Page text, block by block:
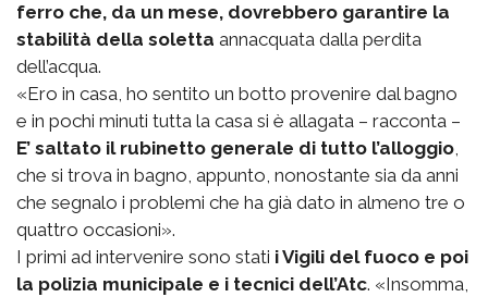
ferro che, da un mese, dovrebbero garantire la
stabilità della soletta annacquata dalla perdita
dell’acqua.
«Ero in casa, ho sentito un botto provenire dal bagno
e in pochi minuti tutta la casa si è allagata – racconta –
E’ saltato il rubinetto generale di tutto l’alloggio,
che si trova in bagno, appunto, nonostante sia da anni
che segnalo i problemi che ha già dato in almeno tre o
quattro occasioni».
I primi ad intervenire sono stati i Vigili del fuoco e poi
la polizia municipale e i tecnici dell’Atc. «Insomma,